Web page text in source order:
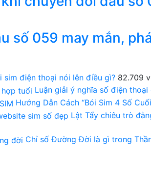
số 059 may mắn,
sim điện thoại nói lên điều gì? 82.709
Luận giải ý nghĩa số điện
Hướng Dẫn Cách “Bói Sim 4 Số
Lật Tẩy chiêu trò
Chỉ số Đường Đời là gì trong